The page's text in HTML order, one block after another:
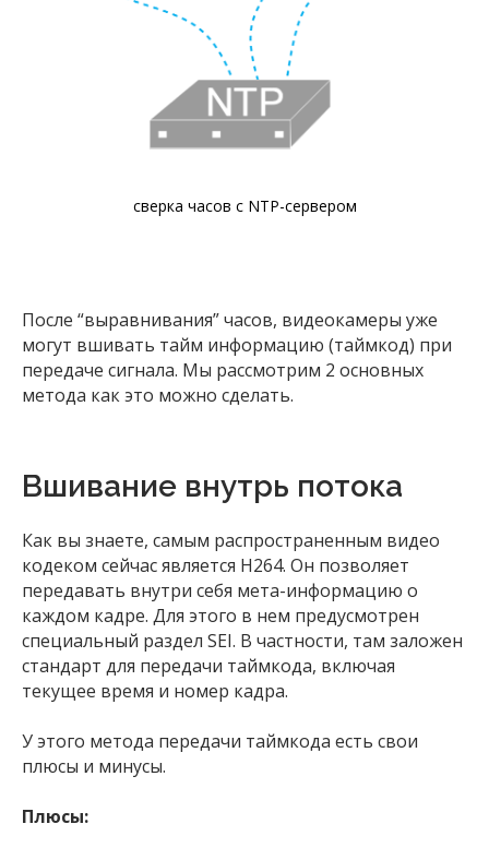
сверка часов с NTP-сервером
После “выравнивания” часов, видеокамеры уже
могут вшивать тайм информацию (таймкод) при
передаче сигнала. Мы рассмотрим 2 основных
метода как это можно сделать.
Вшивание внутрь потока
Как вы знаете, самым распространенным видео
кодеком сейчас является H264. Он позволяет
передавать внутри себя мета-информацию о
каждом кадре. Для этого в нем предусмотрен
специальный раздел SEI. В частности, там заложен
стандарт для передачи таймкода, включая
текущее время и номер кадра.
У этого метода передачи таймкода есть свои
плюсы и минусы.
Плюсы: